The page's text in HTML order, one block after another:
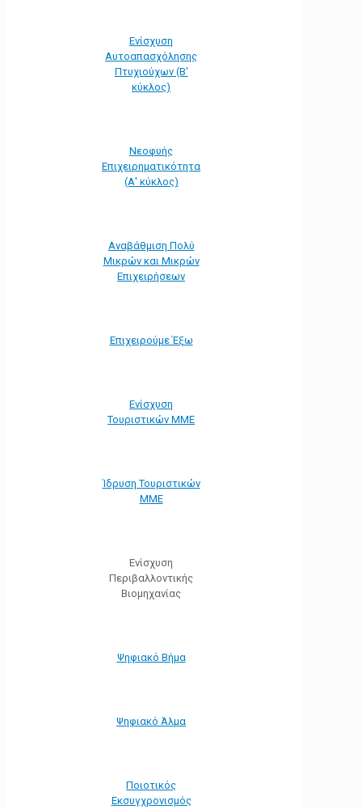
Ενίσχυση
Αυτοαπασχόλησης
Πτυχιούχων (Β'
κύκλος)
Νεοφυής
Επιχειρηματικότητα
(Α' κύκλος)
Αναβάθμιση Πολύ
Μικρών και Μικρών
Επιχειρήσεων
Επιχειρούμε Έξω
Ενίσχυση
Τουριστικών ΜΜΕ
Ίδρυση Τουριστικών
ΜΜΕ
Ενίσχυση
Περιβαλλοντικής
Βιομηχανίας
Ψηφιακό Βήμα
Ψηφιακό Άλμα
Ποιοτικός
Εκσυγχρονισμός